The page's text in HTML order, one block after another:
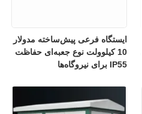
ایستگاه فرعی پیش‌ساخته مدولار
10 کیلوولت نوع جعبه‌ای حفاظت
IP55 برای نیروگاه‌ها